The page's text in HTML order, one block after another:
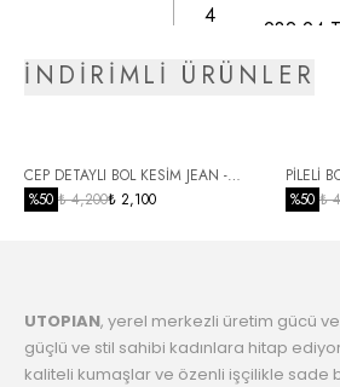
4
982.94
6
1023.41
8
Taksit
1073.94
İNDİRİMLİ ÜRÜNLER
CEP DETAYLI BOL KESİM JEAN -
SİYAH
%50 ₺ 4,200₺ 2,100
PİLELİ
%50 ₺
UTOPIAN, yerel merkezli üretim gücü
güçlü ve stil sahibi kadınlara hitap
kaliteli kumaşlar ve özenli işçilikle sade